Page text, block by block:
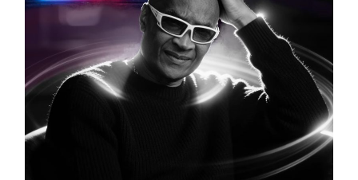
CULTURE
Artiste W2R : Jean Luc ALGER